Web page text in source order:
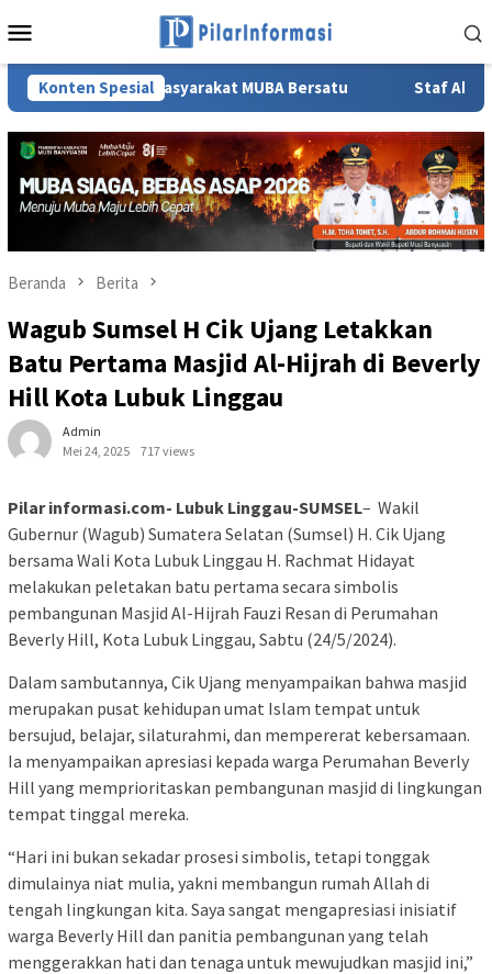
ke
Mobile
Konten Spesial
dan Masyarakat MUBA Bersatu Staf Ahli TP PKK
Beranda Berita
Wagub Sumsel H Cik Ujang Letakkan
Batu Pertama Masjid Al-Hijrah di Beverly
Hill Kota Lubuk Linggau
Admin
Mei 24, 2025
717 views
Pilar informasi.com- Lubuk Linggau-SUMSEL– Wakil
Gubernur (Wagub) Sumatera Selatan (Sumsel) H. Cik Ujang
bersama Wali Kota Lubuk Linggau H. Rachmat Hidayat
melakukan peletakan batu pertama secara simbolis
pembangunan Masjid Al-Hijrah Fauzi Resan di Perumahan
Beverly Hill, Kota Lubuk Linggau, Sabtu (24/5/2024).
Dalam sambutannya, Cik Ujang menyampaikan bahwa masjid
merupakan pusat kehidupan umat Islam tempat untuk
bersujud, belajar, silaturahmi, dan mempererat kebersamaan.
Ia menyampaikan apresiasi kepada warga Perumahan Beverly
Hill yang memprioritaskan pembangunan masjid di lingkungan
tempat tinggal mereka.
“Hari ini bukan sekadar prosesi simbolis, tetapi tonggak
dimulainya niat mulia, yakni membangun rumah Allah di
tengah lingkungan kita. Saya sangat mengapresiasi inisiatif
warga Beverly Hill dan panitia pembangunan yang telah
menggerakkan hati dan tenaga untuk mewujudkan masjid ini,”